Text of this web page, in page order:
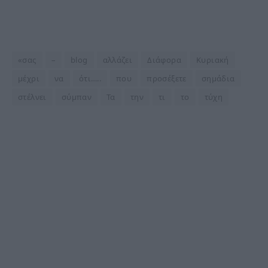
«σας blog αλλάζει Διάφορα
Κυριακή
μέχρι
ότι….. που προσέξετε
σημάδια
στέλνει
σύμπαν Τα την τι το τύχη